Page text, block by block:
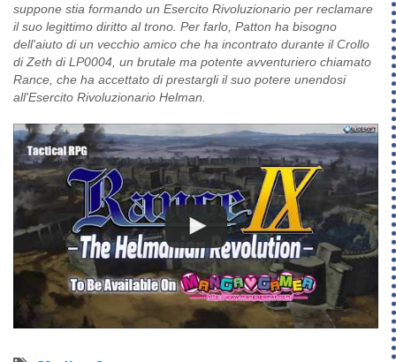
suppone stia formando un Esercito Rivoluzionario per reclamare
il suo legittimo diritto al trono. Per farlo, Patton ha bisogno
dell'aiuto di un vecchio amico che ha incontrato durante il Crollo
di Zeth di LP0004, un brutale ma potente avventuriero chiamato
Rance, che ha accettato di prestargli il suo potere unendosi
all'Esercito Rivoluzionario Helman.